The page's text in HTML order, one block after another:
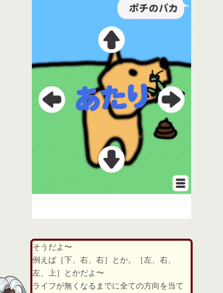
そうだよ〜
例えば［下、右、右］とか。［左、右、
左、上］とかだよ〜
ライフが無くなるまでに全ての方向を当て